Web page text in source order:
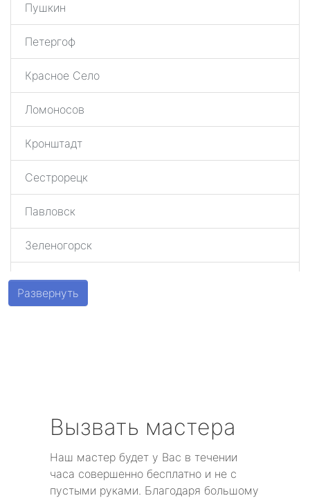
Пушкин
Петергоф
Красное Село
Ломоносов
Кронштадт
Сестрорецк
Павловск
Зеленогорск
Шушары
Песочный
Левашово
Развернуть
Вызвать мастера
Наш мастер будет у Вас в течении
часа совершенно бесплатно и не с
пустыми руками. Благодаря большому